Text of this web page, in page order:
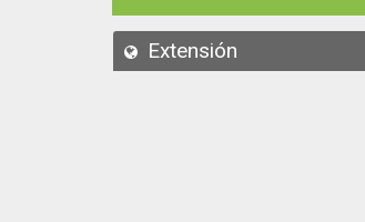
Extensión